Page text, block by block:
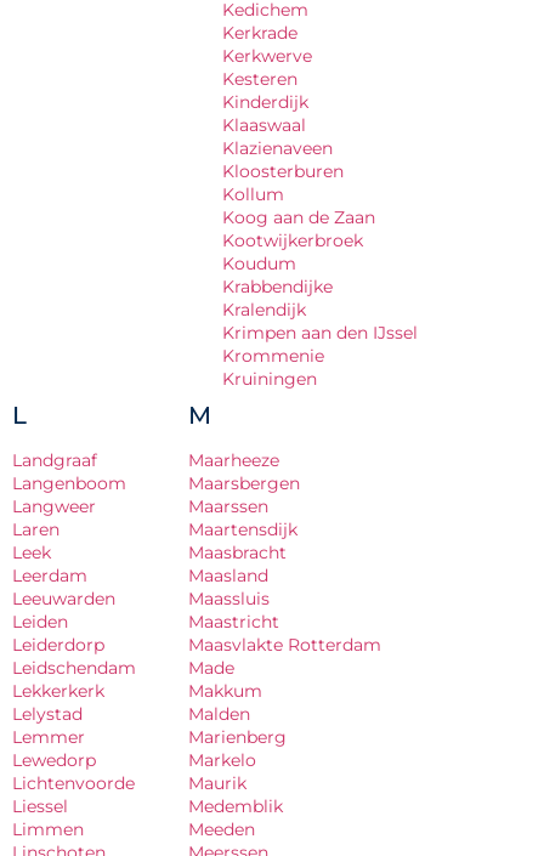
Kedichem
Kerkrade
Kerkwerve
Kesteren
Kinderdijk
Klaaswaal
Klazienaveen
Kloosterburen
Kollum
Koog aan de Zaan
Kootwijkerbroek
Koudum
Krabbendijke
Kralendijk
Krimpen aan den IJssel
Krommenie
Kruiningen
L
Landgraaf
Langenboom
Langweer
Laren
Leek
Leerdam
Leeuwarden
Leiden
Leiderdorp
Leidschendam
Lekkerkerk
Lelystad
Lemmer
Lewedorp
Lichtenvoorde
Liessel
Limmen
M
Maarheeze
Maarsbergen
Maarssen
Maartensdijk
Maasbracht
Maasland
Maassluis
Maastricht
Maasvlakte Rotterdam
Made
Makkum
Malden
Marienberg
Markelo
Maurik
Medemblik
Meeden